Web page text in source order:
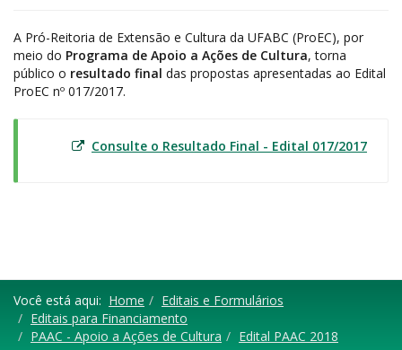
A Pró-Reitoria de Extensão e Cultura da UFABC (ProEC), por
meio do Programa de Apoio a Ações de Cultura, torna
público o resultado final das propostas apresentadas ao Edital
ProEC nº 017/2017.
Consulte o Resultado Final - Edital 017/2017
Você está aqui: Home
Editais e Formulários
Editais para Financiamento
PAAC - Apoio a Ações de Cultura
Edital PAAC 2018